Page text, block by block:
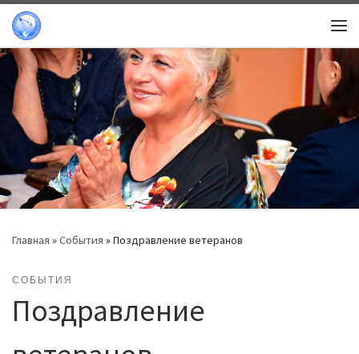
Перейти к содержимому
Главная »События »Поздравление ветеранов
СОБЫТИЯ
Поздравление